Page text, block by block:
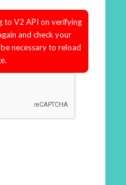
to V2 API on verifying
and check your
necessary to reload